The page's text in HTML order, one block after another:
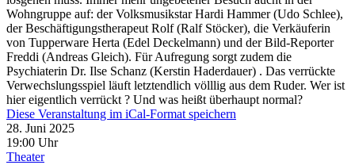
Wohngruppe auf: der Volksmusikstar Hardi Hammer (Udo Schlee),
der Beschäftigungstherapeut Rolf (Ralf Stöcker), die Verkäuferin
von Tupperware Herta (Edel Deckelmann) und der Bild-Reporter
Freddi (Andreas Gleich). Für Aufregung sorgt zudem die
Psychiaterin Dr. Ilse Schanz (Kerstin Haderdauer) . Das verrückte
Verwechslungsspiel läuft letztendlich völllig aus dem Ruder. Wer ist
hier eigentlich verrückt ? Und was heißt überhaupt normal?
Diese Veranstaltung im iCal-Format speichern
28. Juni 2025
19:00 Uhr
Theater